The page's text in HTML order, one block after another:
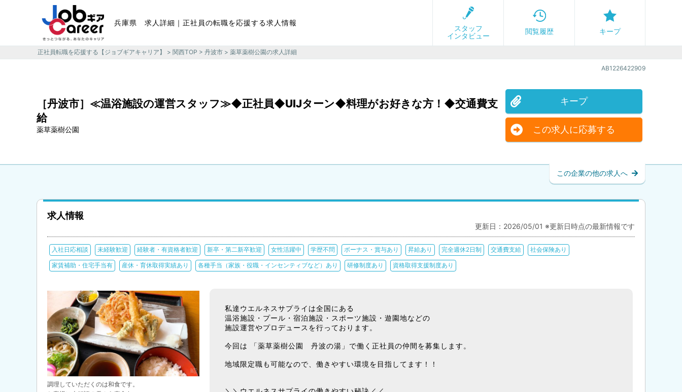
兵庫県 求人詳細｜正社員の転職を応援する求人情報
スタッフ
インタビュー
閲覧履歴 キープ
正社員転職を応援する【ジョブギアキャリア】 > 関西TOP > 丹波市 > 薬草薬樹公園の求人詳細
AB1226422909
［丹波市］≪温浴施設の運営スタッフ≫◆正社員◆UIJターン◆料理がお好きな方！◆交通費支
給
薬草薬樹公園
キープ
この求人に応募する
この企業の他の求人へ
求人情報
更新日：2026/05/01 ※更新日時点の最新情報です
入社日応相談 未経験歓迎 経験者・有資格者歓迎 新卒・第二新卒歓迎 女性活躍中 学歴不問 ボーナス・賞与あり 昇給あり 完全週休2日制 交通費支給 社会保険あり
家賃補助・住宅手当有 産休・育休取得実績あり 各種手当（家族・役職・インセンティブなど）あり 研修制度あり 資格取得支援制度あり
調理していただくのは和食です。
私達ウエルネスサプライは全国にある
温浴施設・プール・宿泊施設・スポーツ施設・遊園地などの
施設運営やプロデュースを行っております。
今回は 「薬草薬樹公園 丹波の湯」で働く正社員の仲間を募集します。
地域限定職も可能なので、働きやすい環境を目指してます！！